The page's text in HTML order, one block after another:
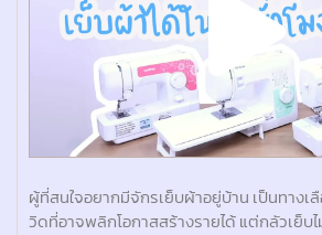
ผู้ที่สนใจอยากมีจักรเย็บผ้าอยู่บ้าน เป็นทางเ
วิดที่อาจพลิกโอกาสสร้างรายได้ แต่กลัวเย็บ